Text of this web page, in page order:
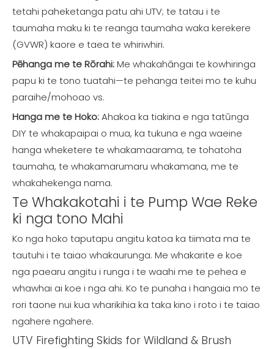
tetahi paheketanga patu ahi UTV; te tatau i te
taumaha maku ki te reanga taumaha waka kerekere
(GVWR) kaore e taea te whiriwhiri.
Pēhanga me te Rōrahi:Me whakahāngai te kowhiringa
papu ki te tono tuatahi—te pehanga teitei mo te kuhu
paraihe/mohoao vs.
Hanga me te Hoko:Ahakoa ka tiakina e nga tatūnga
DIY te whakapaipai o mua, ka tukuna e nga waeine
hanga wheketere te whakamaarama, te tohatoha
taumaha, te whakamarumaru whakamana, me te
whakahekenga nama.
Te Whakakotahi i te Pump Wae Reke
ki nga tono Mahi
Ko nga hoko taputapu angitu katoa ka tiimata ma te
tautuhi i te taiao whakaurunga. Me whakarite e koe
nga paearu angitu i runga i te waahi me te pehea e
whawhai ai koe i nga ahi. Ko te punaha i hangaia mo te
rori taone nui kua wharikihia ka taka kino i roto i te taiao
ngahere ngahere.
UTV Firefighting Skids for Wildland & Brush